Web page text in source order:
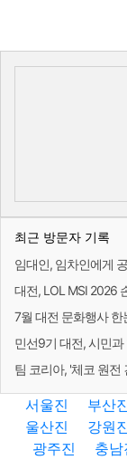
최근 방문자 기록
임대인, 임차인에게
대전, LOL MSI 2026
7월 대전 문화행사 한
민선9기 대전, 시민
팀 코리아, '체코 원전
서울진 부산
울산진
강원
광주진
충남